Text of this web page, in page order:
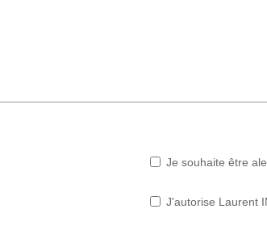
Je souhaite être
J'autorise Laurent